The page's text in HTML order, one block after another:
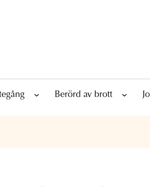
Berörd av brott